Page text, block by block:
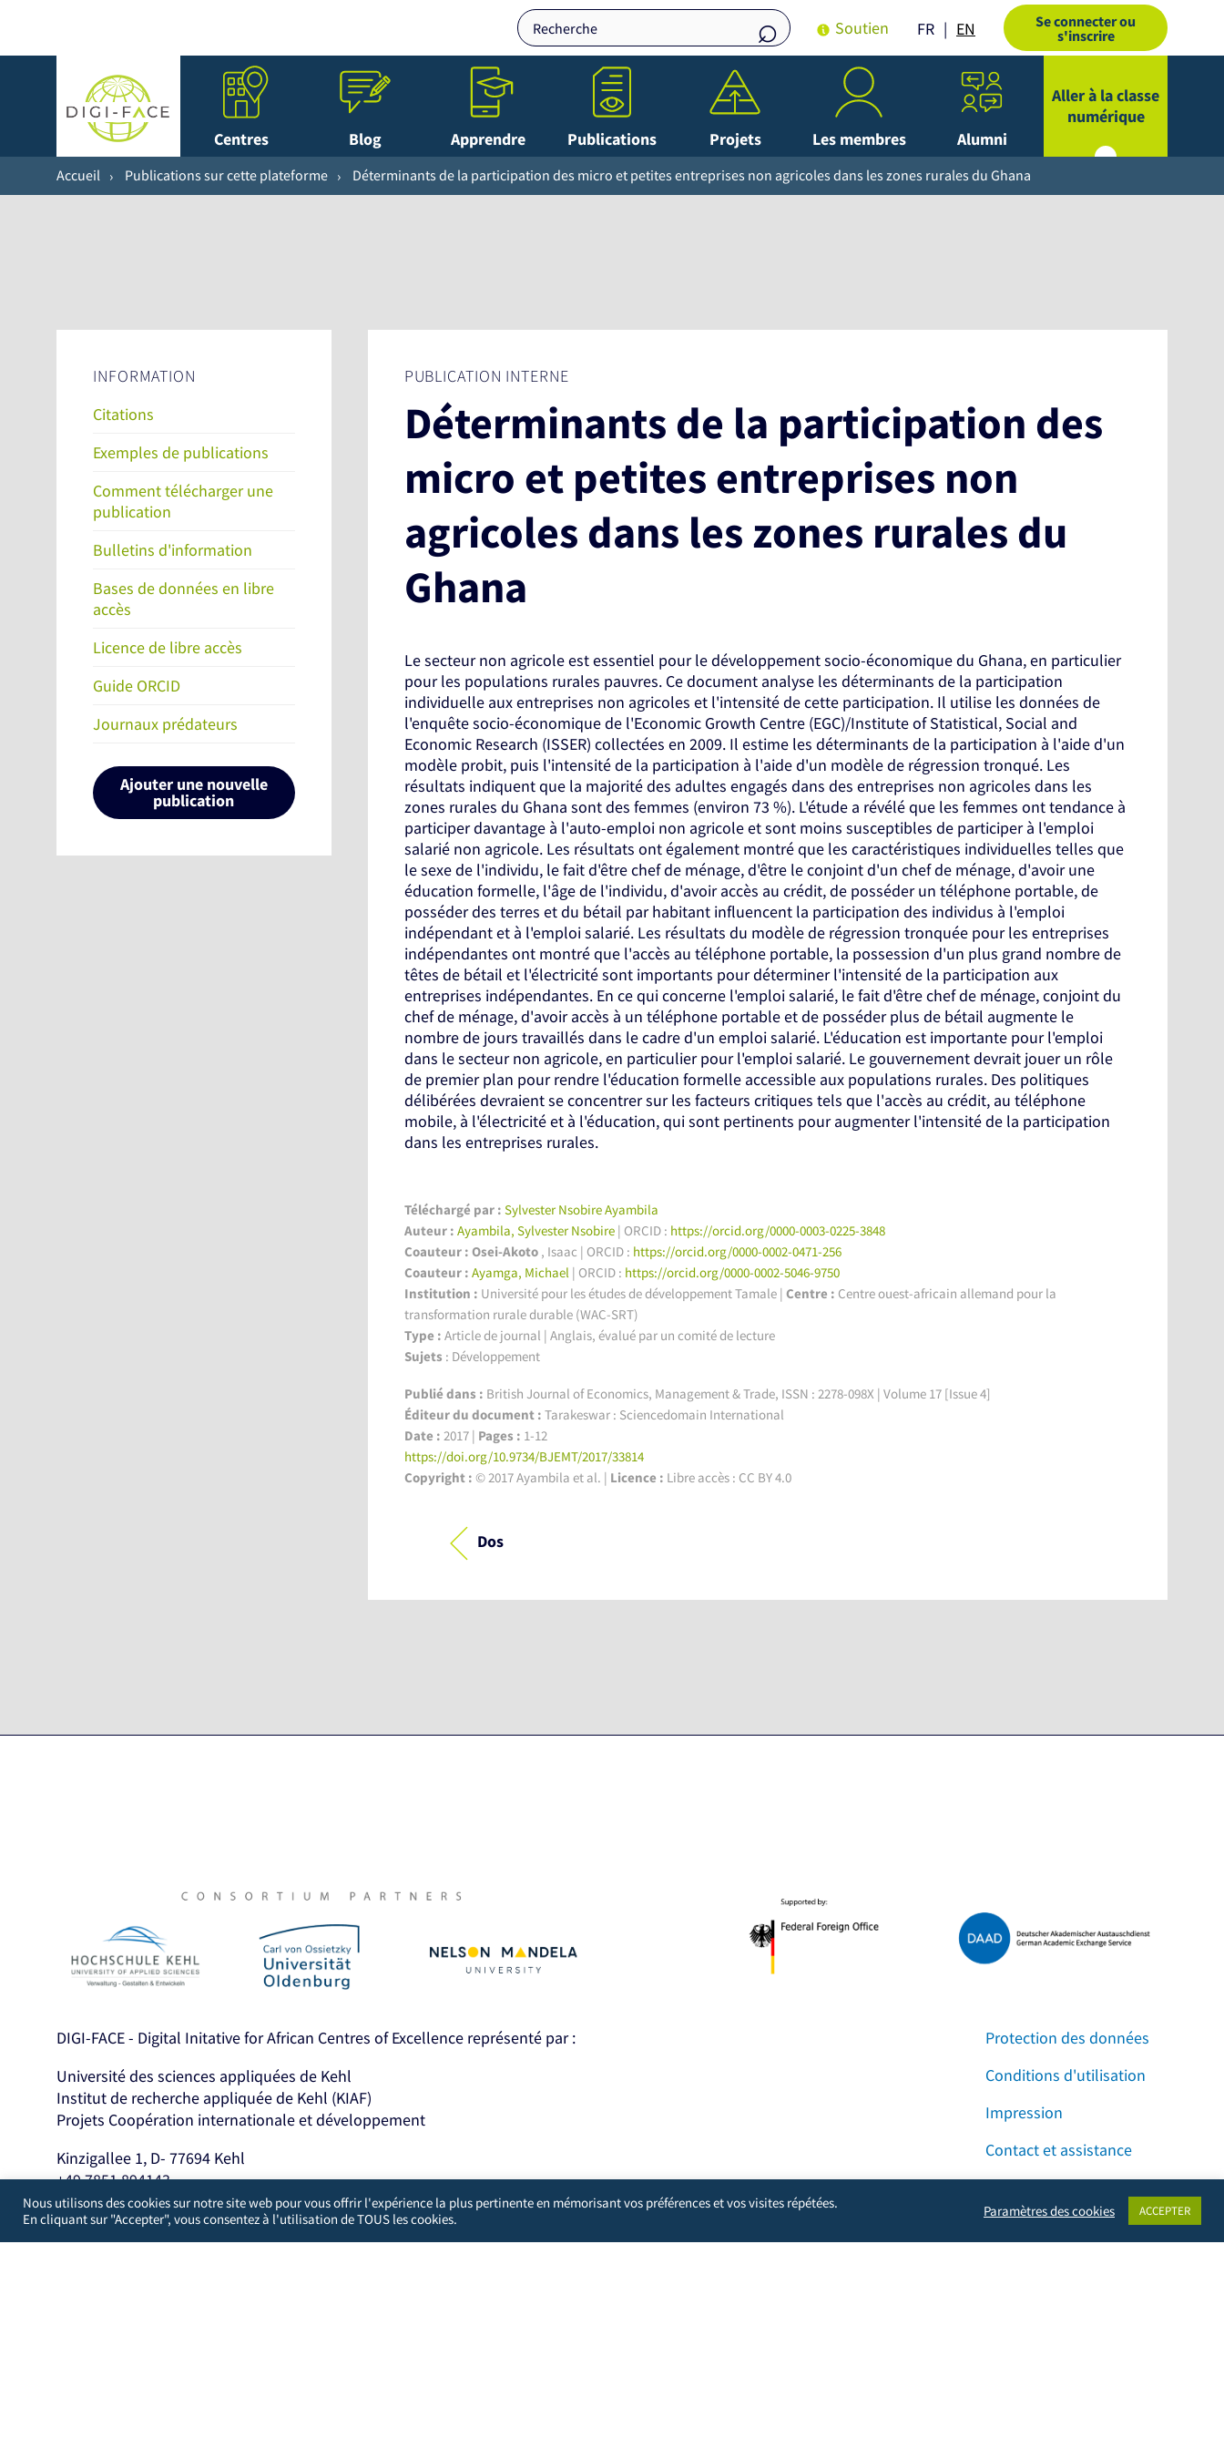
Soutien FR EN
Se connecter ou
s'inscrire
Centres Blog Apprendre Publications Projets Les membres Alumni
Aller à la classe
numérique
Accueil Publications sur cette plateforme Déterminants de la participation des micro et petites entreprises non agricoles dans les zones rurales du Ghana
INFORMATION
Citations
Exemples de publications
Comment télécharger une
publication
Bulletins d'information
Bases de données en libre
accès
Licence de libre accès
Guide ORCID
Journaux prédateurs
Ajouter une nouvelle
publication
PUBLICATION INTERNE
Déterminants de la participation des
micro et petites entreprises non
agricoles dans les zones rurales du
Ghana
Le secteur non agricole est essentiel pour le développement socio-économique du Ghana, en particulier
pour les populations rurales pauvres. Ce document analyse les déterminants de la participation
individuelle aux entreprises non agricoles et l'intensité de cette participation. Il utilise les données de
l'enquête socio-économique de l'Economic Growth Centre (EGC)/Institute of Statistical, Social and
Economic Research (ISSER) collectées en 2009. Il estime les déterminants de la participation à l'aide d'un
modèle probit, puis l'intensité de la participation à l'aide d'un modèle de régression tronqué. Les
résultats indiquent que la majorité des adultes engagés dans des entreprises non agricoles dans les
zones rurales du Ghana sont des femmes (environ 73 %). L'étude a révélé que les femmes ont tendance à
participer davantage à l'auto-emploi non agricole et sont moins susceptibles de participer à l'emploi
salarié non agricole. Les résultats ont également montré que les caractéristiques individuelles telles que
le sexe de l'individu, le fait d'être chef de ménage, d'être le conjoint d'un chef de ménage, d'avoir une
éducation formelle, l'âge de l'individu, d'avoir accès au crédit, de posséder un téléphone portable, de
posséder des terres et du bétail par habitant influencent la participation des individus à l'emploi
indépendant et à l'emploi salarié. Les résultats du modèle de régression tronquée pour les entreprises
indépendantes ont montré que l'accès au téléphone portable, la possession d'un plus grand nombre de
têtes de bétail et l'électricité sont importants pour déterminer l'intensité de la participation aux
entreprises indépendantes. En ce qui concerne l'emploi salarié, le fait d'être chef de ménage, conjoint du
chef de ménage, d'avoir accès à un téléphone portable et de posséder plus de bétail augmente le
nombre de jours travaillés dans le cadre d'un emploi salarié. L'éducation est importante pour l'emploi
dans le secteur non agricole, en particulier pour l'emploi salarié. Le gouvernement devrait jouer un rôle
de premier plan pour rendre l'éducation formelle accessible aux populations rurales. Des politiques
délibérées devraient se concentrer sur les facteurs critiques tels que l'accès au crédit, au téléphone
mobile, à l'électricité et à l'éducation, qui sont pertinents pour augmenter l'intensité de la participation
dans les entreprises rurales.
Téléchargé par : Sylvester Nsobire Ayambila
Auteur : Ayambila, Sylvester Nsobire| ORCID : https://orcid.org/0000-0003-0225-3848
Coauteur : Osei-Akoto , Isaac | ORCID : https://orcid.org/0000-0002-0471-256
Coauteur : Ayamga, Michael| ORCID : https://orcid.org/0000-0002-5046-9750
Institution : Université pour les études de développement Tamale | Centre : Centre ouest-africain allemand pour la
transformation rurale durable (WAC-SRT)
Type : Article de journal | Anglais, évalué par un comité de lecture
Sujets : Développement
Publié dans : British Journal of Economics, Management & Trade, ISSN : 2278-098X | Volume 17 [Issue 4]
Éditeur du document : Tarakeswar : Sciencedomain International
Date : 2017 | Pages : 1-12
https://doi.org/10.9734/BJEMT/2017/33814
Copyright : © 2017 Ayambila et al. | Licence : Libre accès : CC BY 4.0
Dos
DIGI-FACE - Digital Initative for African Centres of Excellence représenté par :
Université des sciences appliquées de Kehl
Institut de recherche appliquée de Kehl (KIAF)
Projets Coopération internationale et développement
Kinzigallee 1, D- 77694 Kehl
+49 7851 894143
https://www.hs-kehl.de/
Contact : digiface[at]hs-kehl.de
Protection des données
Conditions d'utilisation
Impression
Contact et assistance
Facebook InstagramLinkedIn
Nous utilisons des cookies sur notre site web pour vous offrir l'expérience la plus pertinente en mémorisant vos préférences et vos visites répétées.
En cliquant sur "Accepter", vous consentez à l'utilisation de TOUS les cookies.
Paramètres des cookies ACCEPTER